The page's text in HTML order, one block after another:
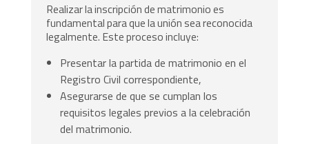
Realizar la inscripción de matrimonio es
fundamental para que la unión sea reconocida
legalmente. Este proceso incluye:
Presentar la partida de matrimonio en el
Registro Civil correspondiente,
Asegurarse de que se cumplan los
requisitos legales previos a la celebración
del matrimonio.